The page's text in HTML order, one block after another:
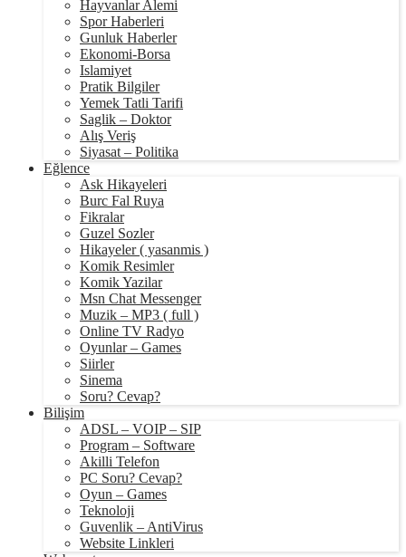
Hayvanlar Alemi
Spor Haberleri
Gunluk Haberler
Ekonomi-Borsa
Islamiyet
Pratik Bilgiler
Yemek Tatli Tarifi
Saglik – Doktor
Alış Veriş
Siyasat – Politika
Eğlence
Ask Hikayeleri
Burc Fal Ruya
Fikralar
Guzel Sozler
Hikayeler ( yasanmis )
Komik Resimler
Komik Yazilar
Msn Chat Messenger
Muzik – MP3 ( full )
Online TV Radyo
Oyunlar – Games
Siirler
Sinema
Soru? Cevap?
Bilişim
ADSL – VOIP – SIP
Program – Software
Akilli Telefon
PC Soru? Cevap?
Oyun – Games
Teknoloji
Guvenlik – AntiVirus
Website Linkleri